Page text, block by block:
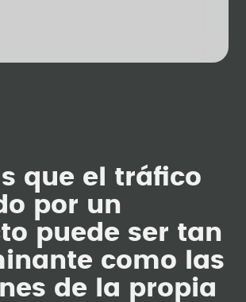
que el tráfico
por un
puede ser tan
como las
de la propia